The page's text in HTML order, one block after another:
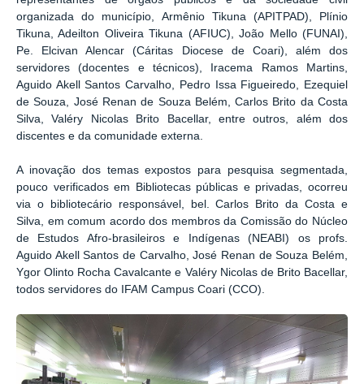
organizada do município, Armênio Tikuna (APITPAD), Plínio
Tikuna, Adeilton Oliveira Tikuna (AFIUC), João Mello (FUNAI),
Pe. Elcivan Alencar (Cáritas Diocese de Coari), além dos
servidores (docentes e técnicos), Iracema Ramos Martins,
Aguido Akell Santos Carvalho, Pedro Issa Figueiredo, Ezequiel
de Souza, José Renan de Souza Belém, Carlos Brito da Costa
Silva, Valéry Nicolas Brito Bacellar, entre outros, além dos
discentes e da comunidade externa.
A inovação dos temas expostos para pesquisa segmentada,
pouco verificados em Bibliotecas públicas e privadas, ocorreu
via o bibliotecário responsável, bel. Carlos Brito da Costa e
Silva, em comum acordo dos membros da Comissão do Núcleo
de Estudos Afro-brasileiros e Indígenas (NEABI) os profs.
Aguido Akell Santos de Carvalho, José Renan de Souza Belém,
Ygor Olinto Rocha Cavalcante e Valéry Nicolas de Brito Bacellar,
todos servidores do IFAM Campus Coari (CCO).